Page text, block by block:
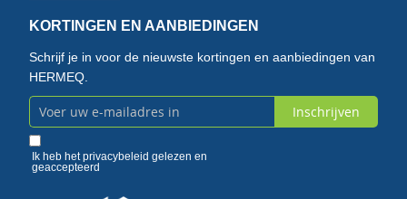
KORTINGEN EN AANBIEDINGEN
Schrijf je in voor de nieuwste kortingen en aanbiedingen van
HERMEQ.
Abonneer
u
Inschrijven
Ik heb hetprivacybeleid gelezen en
geaccepteerd